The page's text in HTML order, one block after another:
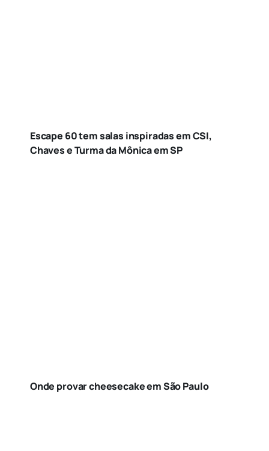
Escape 60 tem salas inspiradas em CSI,
Chaves e Turma da Mônica em SP
Onde provar cheesecake em São Paulo